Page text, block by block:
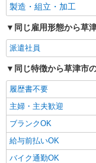
製造・組立・加工
同じ雇用形態から草
派遣社員
同じ特徴から草津市
履歴書不要
主婦・主夫歓迎
ブランクOK
給与前払いOK
バイク通勤OK